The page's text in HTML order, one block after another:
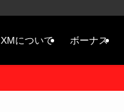
XMについて ボーナス